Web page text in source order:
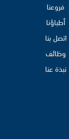
فروعنا
أطباؤنا
اتصل بنا
وظائف
نبذة عنا